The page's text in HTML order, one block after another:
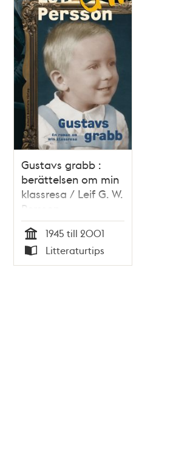
Gustavs grabb :
berättelsen om min
klassresa / Leif G. W.
Persson
Tid
1945 till 2001
Typ
Litteraturtips